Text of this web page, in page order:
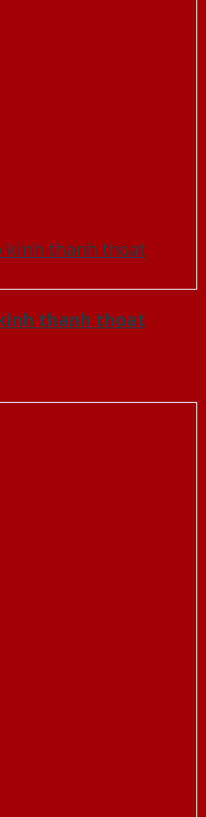
kinh thanh thoat